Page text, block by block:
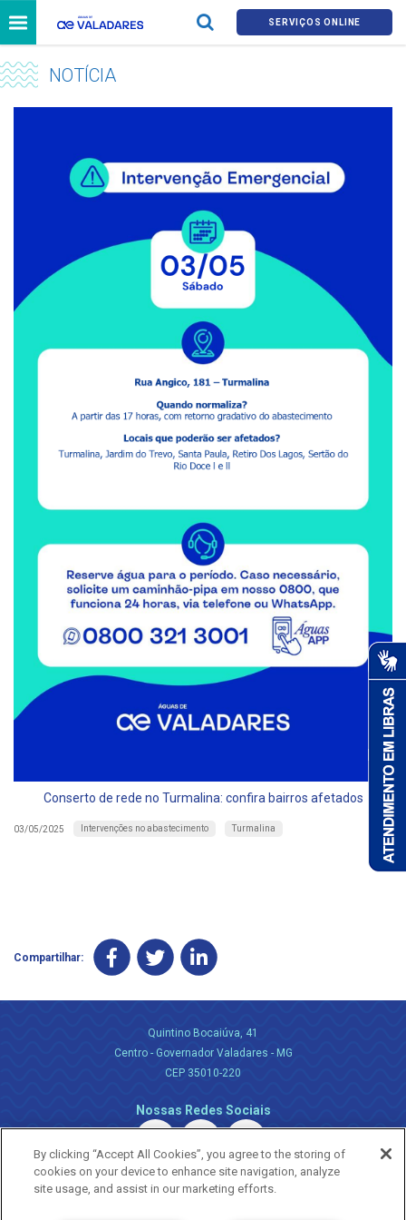
SERVIÇOS ONLINE
NOTÍCIA
Conserto de rede no Turmalina: confira bairros afetados
03/05/2025 Intervenções no abastecimento Turmalina
Compartilhar:
Quintino Bocaiúva, 41
Centro - Governador Valadares - MG
CEP 35010-220
Nossas Redes Sociais
By clicking “Accept All Cookies”, you agree to the storing of
cookies on your device to enhance site navigation, analyze
site usage, and assist in our marketing efforts.